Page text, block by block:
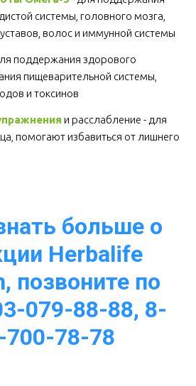
системы, головного мозга,
волос и иммунной системы
поддержания здорового
пищеварительной системы,
и токсинов
и расслабление - для
помогают избавиться от лишнего
больше о
Herbalife
позвоните по
079-88-88, 8-
700-78-78